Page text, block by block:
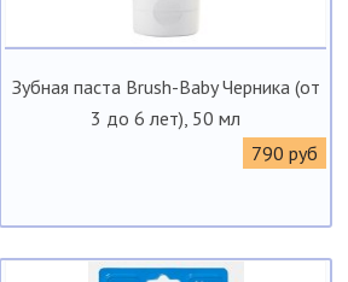
Зубная паста Brush-Baby Черника (от
3 до 6 лет), 50 мл
790 руб